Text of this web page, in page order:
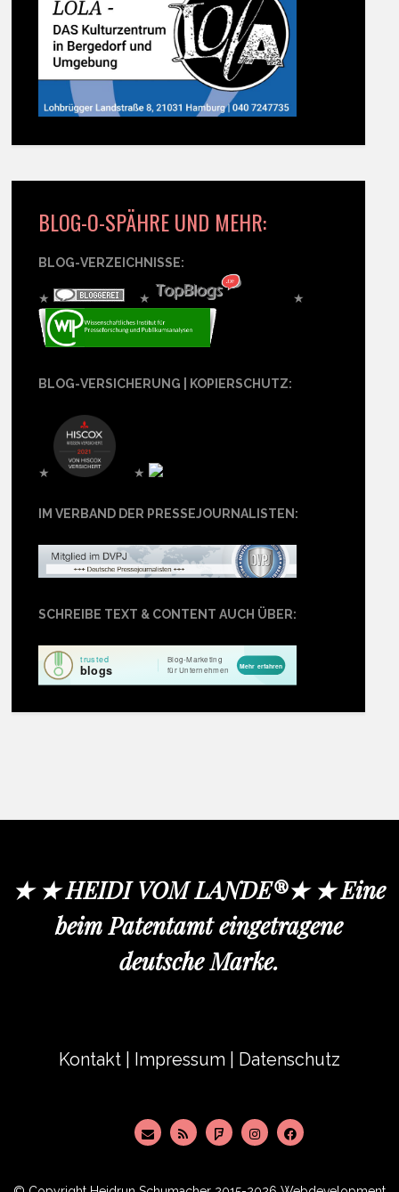
BLOG-O-SPÄHRE UND MEHR:
BLOG-VERZEICHNISSE:
★ ★ ★
BLOG-VERSICHERUNG | KOPIERSCHUTZ:
★ ★
IM VERBAND DER PRESSEJOURNALISTEN:
SCHREIBE TEXT & CONTENT AUCH ÜBER:
★ ★ HEIDI VOM LANDE®★ ★ Eine
beim Patentamt eingetragene
deutsche Marke.
Kontakt Impressum Datenschutz